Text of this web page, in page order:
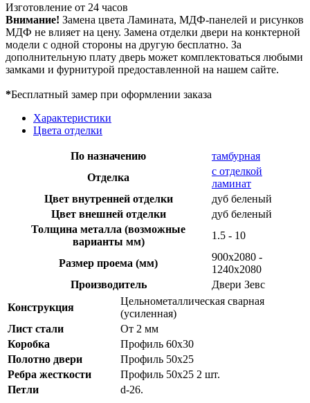
Изготовление от 24 часов
Внимание! Замена цвета Ламината, МДФ-панелей и рисунков
МДФ не влияет на цену. Замена отделки двери на конктерной
модели с одной стороны на другую бесплатно. За
дополнительную плату дверь может комплектоваться любыми
замками и фурнитурой предоставленной на нашем сайте.
*Бесплатный замер при оформлении заказа
Характеристики
Цвета отделки
По назначению
тамбурная
Отделка
с отделкой
ламинат
Цвет внутренней отделки
дуб беленый
Цвет внешней отделки
дуб беленый
Толщина металла (возможные
варианты мм)
1.5 - 10
Размер проема (мм)
900х2080 -
1240х2080
Производитель
Двери Зевс
Конструкция
Цельнометаллическая сварная
(усиленная)
Лист стали
От 2 мм
Коробка
Профиль 60х30
Полотно двери
Профиль 50х25
Ребра жесткости
Профиль 50х25 2 шт.
Петли
d-26.